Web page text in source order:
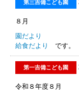
第三吉備こども園
８月
園だより
給食だより
です。
第一吉備こども園
令和８年度８月